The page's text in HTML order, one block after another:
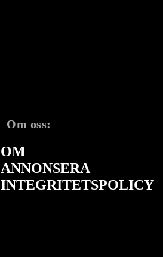
Om oss:
OM
ANNONSERA
INTEGRITETSPOLICY